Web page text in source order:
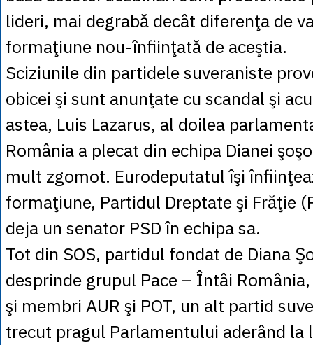
lideri, mai degrabă decât diferenţa de
formaţiune nou-înfiinţată de aceştia.
Sciziunile din partidele suveraniste
obicei şi sunt anunţate cu scandal şi
astea, Luis Lazarus, al doilea
România a plecat din echipa Dianei
mult zgomot. Eurodeputatul îşi
formaţiune, Partidul Dreptate şi Frăţie
deja un senator PSD în echipa sa.
Tot din SOS, partidul fondat de Diana
desprinde grupul Pace – Întâi
şi membri AUR şi POT, un alt partid
trecut pragul Parlamentului aderând la